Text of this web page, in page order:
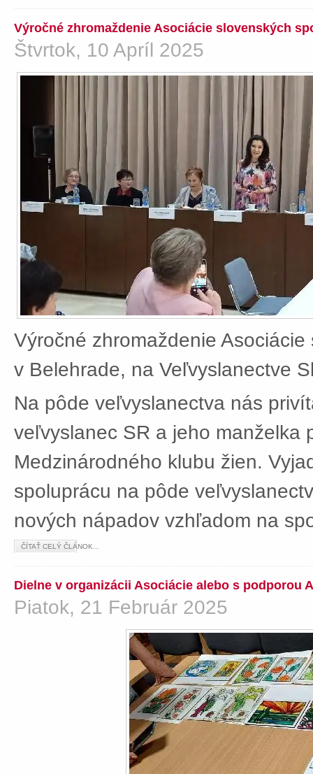
Výročné zhromaždenie Asociácie slovenských
Štvrtok, 10 Apríl 2025
Výročné zhromaždenie
v Belehrade, na Veľvyslanectve
Na pôde veľvyslanectva nás
veľvyslanec SR a jeho manželka
Medzinárodného klubu žien.
spoluprácu na pôde
nových nápadov vzhľadom na
ČÍTAŤ CELÝ ČLÁNOK...
Dielne v organizácii Asociácie alebo s podporou
Piatok, 21 Február 2025